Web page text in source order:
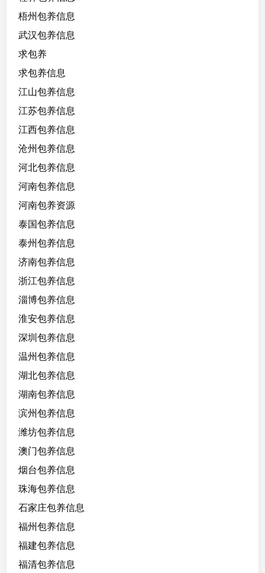
梧州包养信息
武汉包养信息
求包养
求包养信息
江山包养信息
江苏包养信息
江西包养信息
沧州包养信息
河北包养信息
河南包养信息
河南包养资源
泰国包养信息
泰州包养信息
济南包养信息
浙江包养信息
淄博包养信息
淮安包养信息
深圳包养信息
温州包养信息
湖北包养信息
湖南包养信息
滨州包养信息
潍坊包养信息
澳门包养信息
烟台包养信息
珠海包养信息
石家庄包养信息
福州包养信息
福建包养信息
福清包养信息